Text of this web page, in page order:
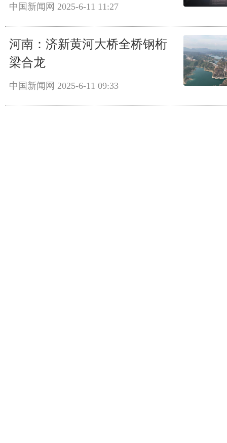
中国新闻网 2025-6-11 11:27
河南：济新黄河大桥全桥钢桁
梁合龙
中国新闻网 2025-6-11 09:33